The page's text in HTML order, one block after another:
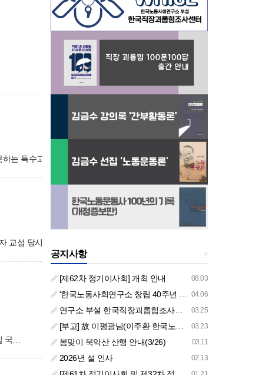
는 특수고용직, 플랫폼 종사자 등 도급제 노동자들에게 최저임금 …
교섭 당시 중재자 역할을 하면서 …
국…
+
공지사항
08.03
[제62차 정기이사회] 개최 안내
04.06
'한국노동사회연구소 창립 40주년 기념 행사 안내'
03.25
연구소 부설 한국직장괴롭힘조사센터 '2026년도 주요 사업 안내' (교육/컨설팅)
03.23
[부고] 故 이평광님(이주환 한국노동사회연구소 부소장 부친상)
03.11
봄맞이 북악산 산행 안내(3/26)
02.13
2026년 설 인사